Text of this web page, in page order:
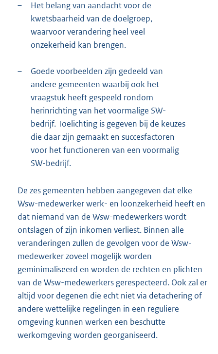
–
Het belang van aandacht voor de
kwetsbaarheid van de doelgroep,
waarvoor verandering heel veel
onzekerheid kan brengen.
–
Goede voorbeelden zijn gedeeld van
andere gemeenten waarbij ook het
vraagstuk heeft gespeeld rondom
herinrichting van het voormalige SW-
bedrijf. Toelichting is gegeven bij de keuzes
die daar zijn gemaakt en succesfactoren
voor het functioneren van een voormalig
SW-bedrijf.
De zes gemeenten hebben aangegeven dat elke
Wsw-medewerker werk- en loonzekerheid heeft en
dat niemand van de Wsw-medewerkers wordt
ontslagen of zijn inkomen verliest. Binnen alle
veranderingen zullen de gevolgen voor de Wsw-
medewerker zoveel mogelijk worden
geminimaliseerd en worden de rechten en plichten
van de Wsw-medewerkers gerespecteerd. Ook zal er
altijd voor degenen die echt niet via detachering of
andere wettelijke regelingen in een reguliere
omgeving kunnen werken een beschutte
werkomgeving worden georganiseerd.